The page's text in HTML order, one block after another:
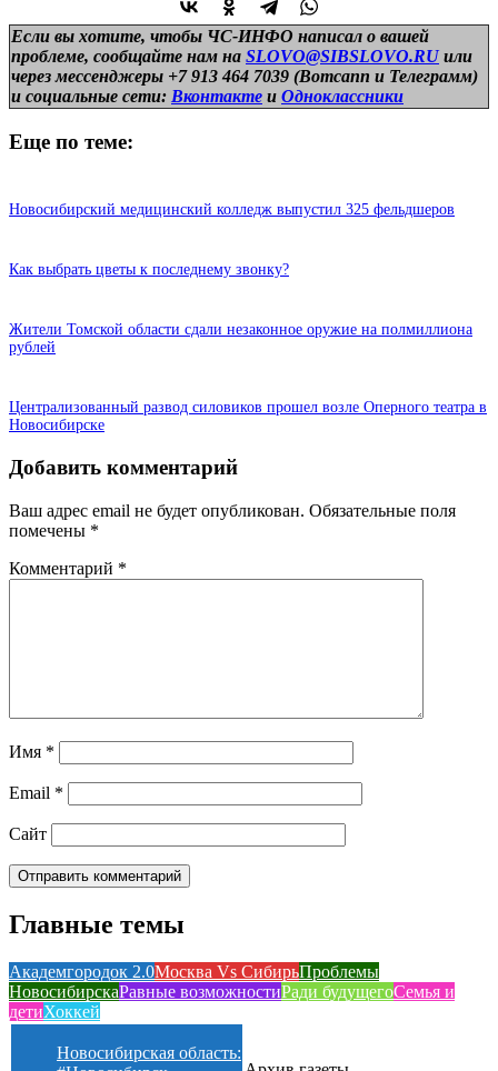
Если вы хотите, чтобы ЧС-ИНФО написал о вашей
проблеме, сообщайте нам на SLOVO@SIBSLOVO.RU или
через мессенджеры +7 913 464 7039 (Вотсапп и Телеграмм)
и социальные сети: Вконтакте и Одноклассники
Еще по теме:
Новосибирский медицинский колледж выпустил 325 фельдшеров
Как выбрать цветы к последнему звонку?
Жители Томской области сдали незаконное оружие на полмиллиона
рублей
Централизованный развод силовиков прошел возле Оперного театра в
Новосибирске
Добавить комментарий
Ваш адрес email не будет опубликован. Обязательные поля
помечены *
Комментарий *
Имя *
Email *
Сайт
Главные темы
Академгородок 2.0Москва Vs СибирьПроблемы
НовосибирскаРавные возможностиРади будущегоСемья и
детиХоккей
Новосибирская область: